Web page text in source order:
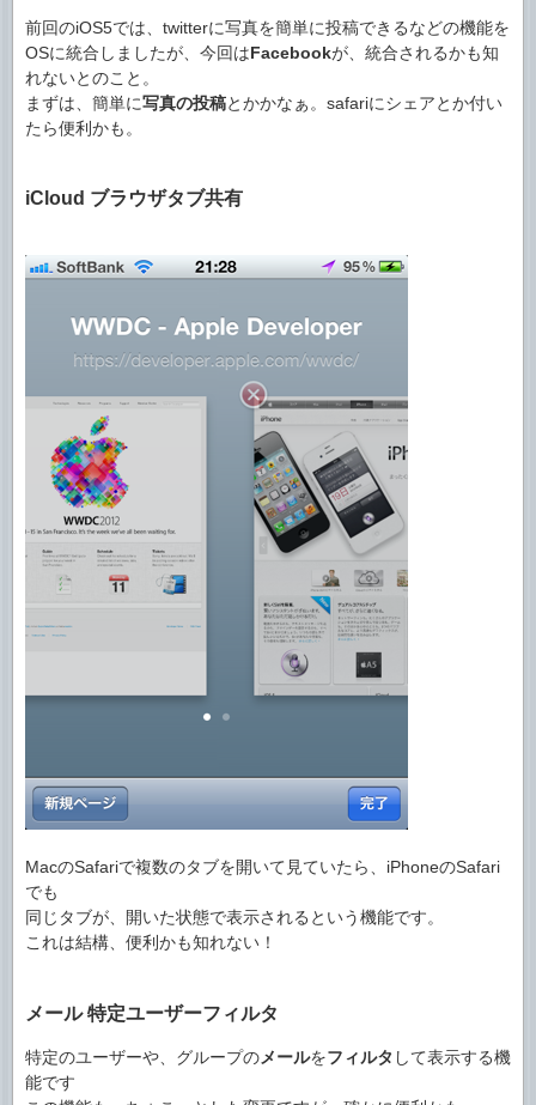
前回のiOS5では、twitterに写真を簡単に投稿できるなどの機能を
OSに統合しましたが、今回はFacebookが、統合されるかも知
れないとのこと。
まずは、簡単に写真の投稿とかかなぁ。safariにシェアとか付い
たら便利かも。
iCloud ブラウザタブ共有
MacのSafariで複数のタブを開いて見ていたら、iPhoneのSafari
でも
同じタブが、開いた状態で表示されるという機能です。
これは結構、便利かも知れない！
メール 特定ユーザーフィルタ
特定のユーザーや、グループのメールをフィルタ して表示する機
能です